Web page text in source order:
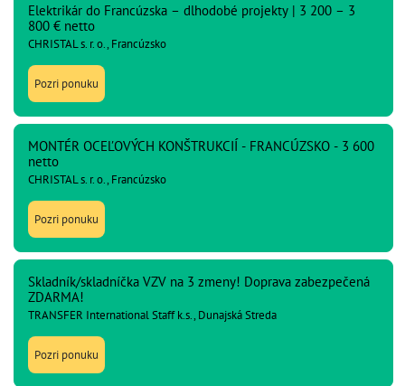
Elektrikár do Francúzska – dlhodobé projekty | 3 200 – 3
800 € netto
CHRISTAL s. r. o., Francúzsko
Pozri ponuku
MONTÉR OCEĽOVÝCH KONŠTRUKCIÍ - FRANCÚZSKO - 3 600
netto
CHRISTAL s. r. o., Francúzsko
Pozri ponuku
Skladník/skladníčka VZV na 3 zmeny! Doprava zabezpečená
ZDARMA!
TRANSFER International Staff k.s., Dunajská Streda
Pozri ponuku